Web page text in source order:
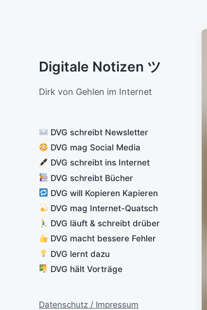
Digitale Notizen ツ
Dirk von Gehlen im Internet
DVG schreibt Newsletter
DVG mag Social Media
DVG schreibt ins Internet
DVG schreibt Bücher
DVG will Kopieren Kapieren
DVG mag Internet-Quatsch
DVG läuft & schreibt drüber
DVG macht bessere Fehler
DVG lernt dazu
DVG hält Vorträge
Datenschutz / Impressum